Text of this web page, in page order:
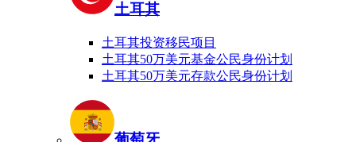
土耳其
土耳其投资移民项目
土耳其50万美元基金公民身份计划
土耳其50万美元存款公民身份计划